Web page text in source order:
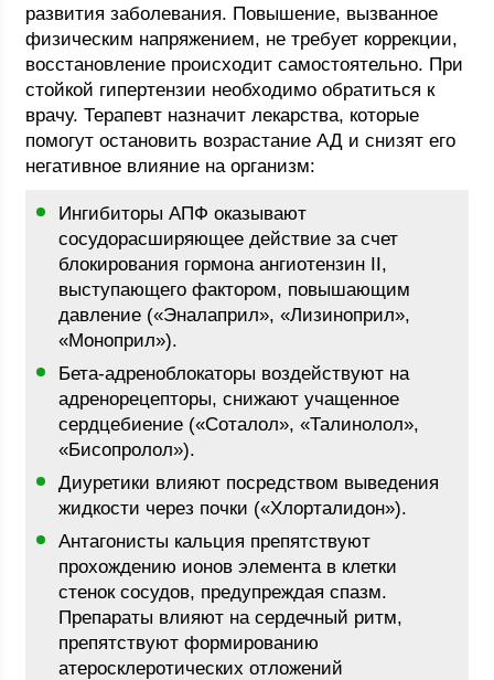
развития заболевания. Повышение, вызванное
физическим напряжением, не требует коррекции,
восстановление происходит самостоятельно. При
стойкой гипертензии необходимо обратиться к
врачу. Терапевт назначит лекарства, которые
помогут остановить возрастание АД и снизят его
негативное влияние на организм:
Ингибиторы АПФ оказывают
сосудорасширяющее действие за счет
блокирования гормона ангиотензин II,
выступающего фактором, повышающим
давление («Эналаприл», «Лизиноприл»,
«Моноприл»).
Бета-адреноблокаторы воздействуют на
адренорецепторы, снижают учащенное
сердцебиение («Соталол», «Талинолол»,
«Бисопролол»).
Диуретики влияют посредством выведения
жидкости через почки («Хлорталидон»).
Антагонисты кальция препятствуют
прохождению ионов элемента в клетки
стенок сосудов, предупреждая спазм.
Препараты влияют на сердечный ритм,
препятствуют формированию
атеросклеротических отложений